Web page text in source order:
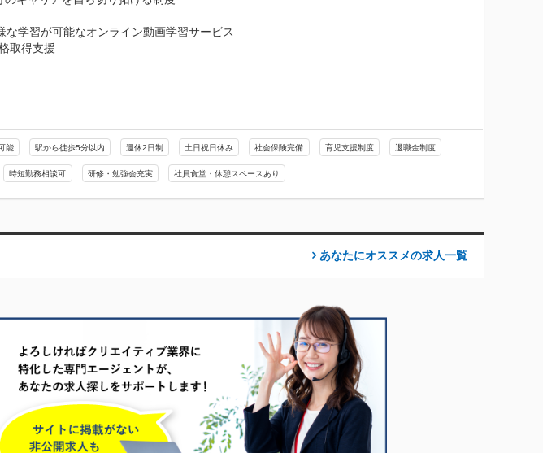
学習が可能なオンライン動画学習サービス
取得支援
能 駅から徒歩5分以内 週休2日制 土日祝日休み 社会保険完備 育児支援制度 退職金制度
時短勤務相談可 研修・勉強会充実 社員食堂・休憩スペースあり
あなたにオススメの求人一覧